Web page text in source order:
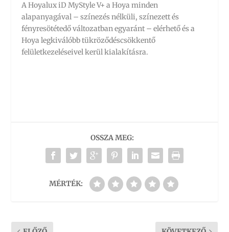
A Hoyalux iD MyStyle V+ a Hoya minden
alapanyagával – színezés nélküli, színezett és
fényresötétedő változatban egyaránt – elérhető és a
Hoya legkiválóbb tükröződéscsökkentő
felületkezeléseivel kerül kialakításra.
OSSZA MEG:
MÉRTÉK: